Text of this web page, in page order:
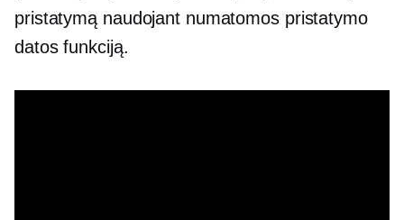
pristatymą naudojant numatomos pristatymo
datos funkciją.